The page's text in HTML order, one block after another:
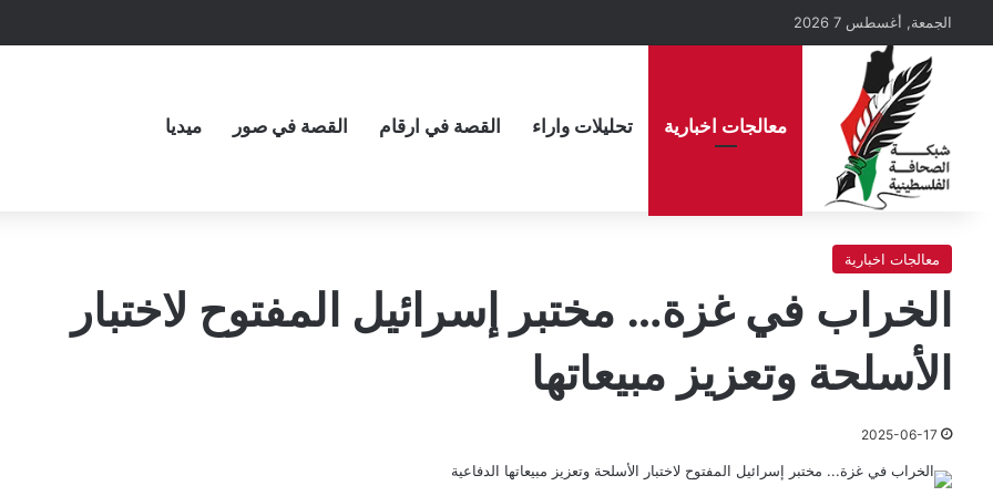
الجمعة, أغسطس 7 2026
معالجات اخبارية تحليلات واراء القصة في ارقام القصة في صور ميديا
معالجات اخبارية
الخراب في غزة… مختبر إسرائيل المفتوح لاختبار
الأسلحة وتعزيز مبيعاتها
2025-06-17